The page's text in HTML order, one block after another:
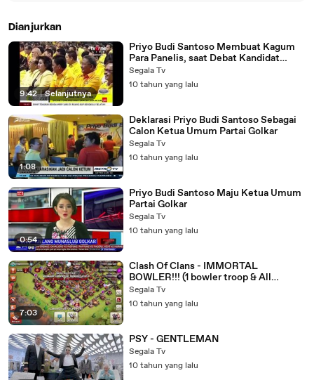
Dianjurkan
9:42 | Selanjutnya
Priyo Budi Santoso Membuat Kagum
Para Panelis, saat Debat Kandidat
Calon Ketua Umum Golkar
Segala Tv
10 tahun yang lalu
1:08
Deklarasi Priyo Budi Santoso Sebagai
Calon Ketua Umum Partai Golkar
Segala Tv
10 tahun yang lalu
0:54
Priyo Budi Santoso Maju Ketua Umum
Partai Golkar
Segala Tv
10 tahun yang lalu
7:03
Clash Of Clans - IMMORTAL
BOWLER!!! (1 bowler troop & All
Healers) & The Bowler learns to fly!
Segala Tv
10 tahun yang lalu
PSY - GENTLEMAN
Segala Tv
10 tahun yang lalu